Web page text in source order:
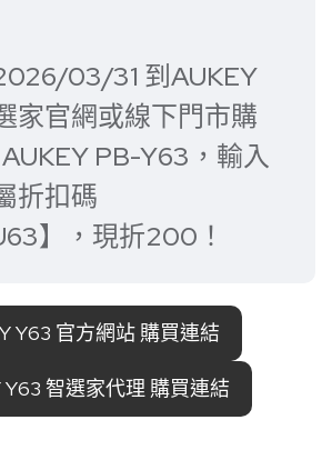
03/31 到AUKEY
家官網或線下門市購
PB-Y63，輸入
折扣碼
】，現折200！
Y63 官方網站 購買連結
Y63 智選家代理 購買連結